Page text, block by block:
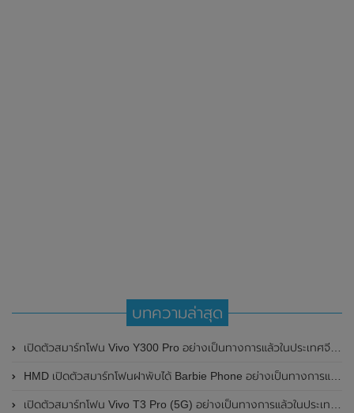
บทความล่าสุด
เปิดตัวสมาร์ทโฟน Vivo Y300 Pro อย่างเป็นทางการแล้วในประเทศจีน มาพร้อมดีไซน์พรีเมี่ยม ทนทาน และแบตเตอรี่สุดอึดขนาดใหญ่ 6,500mAh พร้อมรองรับการชาร์จไว 80W
HMD เปิดตัวสมาร์ทโฟนฝาพับได้ Barbie Phone อย่างเป็นทางการแล้ว มาพร้อมธีมสีชมพูสดใส
เปิดตัวสมาร์ทโฟน Vivo T3 Pro (5G) อย่างเป็นทางการแล้วในประเทศอินเดีย